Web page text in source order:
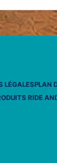
LÉGALESPLAN
RIDE